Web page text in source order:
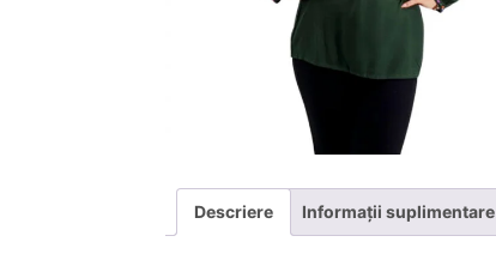
Descriere Informații suplimentare